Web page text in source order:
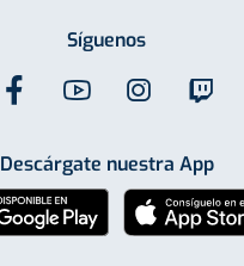
Síguenos
Descárgate nuestra App